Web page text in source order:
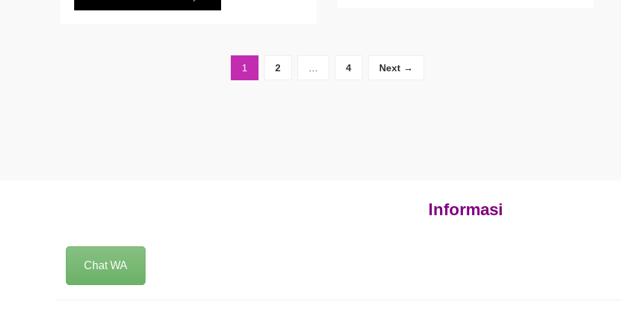
1 2 4 Next →
Informasi
Chat WA